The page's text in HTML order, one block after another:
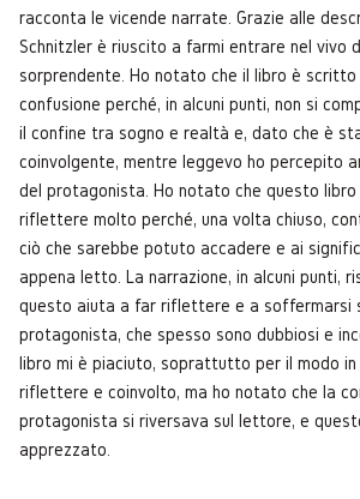
racconta le vicende narrate. Grazie alle
Schnitzler è riuscito a farmi entrare nel vivo
sorprendente. Ho notato che il libro è scritto
confusione perché, in alcuni punti, non si
il confine tra sogno e realtà e, dato che è
coinvolgente, mentre leggevo ho percepito
del protagonista. Ho notato che questo
riflettere molto perché, una volta chiuso,
ciò che sarebbe potuto accadere e ai
appena letto. La narrazione, in alcuni punti,
questo aiuta a far riflettere e a soffermarsi
protagonista, che spesso sono dubbiosi e
libro mi è piaciuto, soprattutto per il modo
riflettere e coinvolto, ma ho notato che la
protagonista si riversava sul lettore, e
apprezzato.